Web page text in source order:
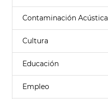
Contaminación Acústica
Cultura
Educación
Empleo